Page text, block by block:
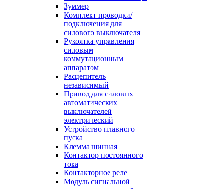
Зуммер
Комплект проводки/
подключения для
силового выключателя
Рукоятка управления
силовым
коммутационным
аппаратом
Расцепитель
независимый
Привод для силовых
автоматических
выключателей
электрический
Устройство плавного
пуска
Клемма шинная
Контактор постоянного
тока
Контакторное реле
Модуль сигнальной